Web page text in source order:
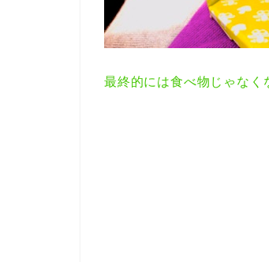
最終的には食べ物じゃなく